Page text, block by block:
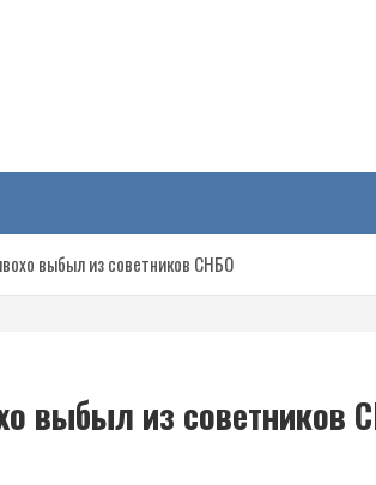
на
Новороссии,
выбыл из советников СНБО
выбыл из советников